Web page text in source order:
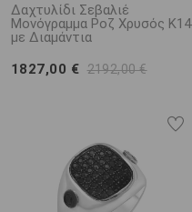
Δαχτυλίδι Σεβαλιέ
Μονόγραμμα Ροζ Χρυσός Κ14
με Διαμάντια
1827,00 € 2192,00 €